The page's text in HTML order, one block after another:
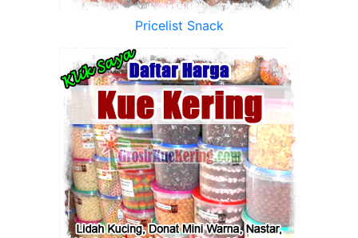
Pricelist Snack